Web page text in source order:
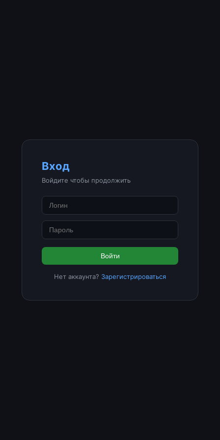
Вход
Войдите чтобы продолжить
Войти
Нет аккаунта? Зарегистрироваться